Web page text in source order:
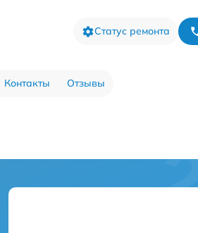
Статус ремонта
Контакты Отзывы